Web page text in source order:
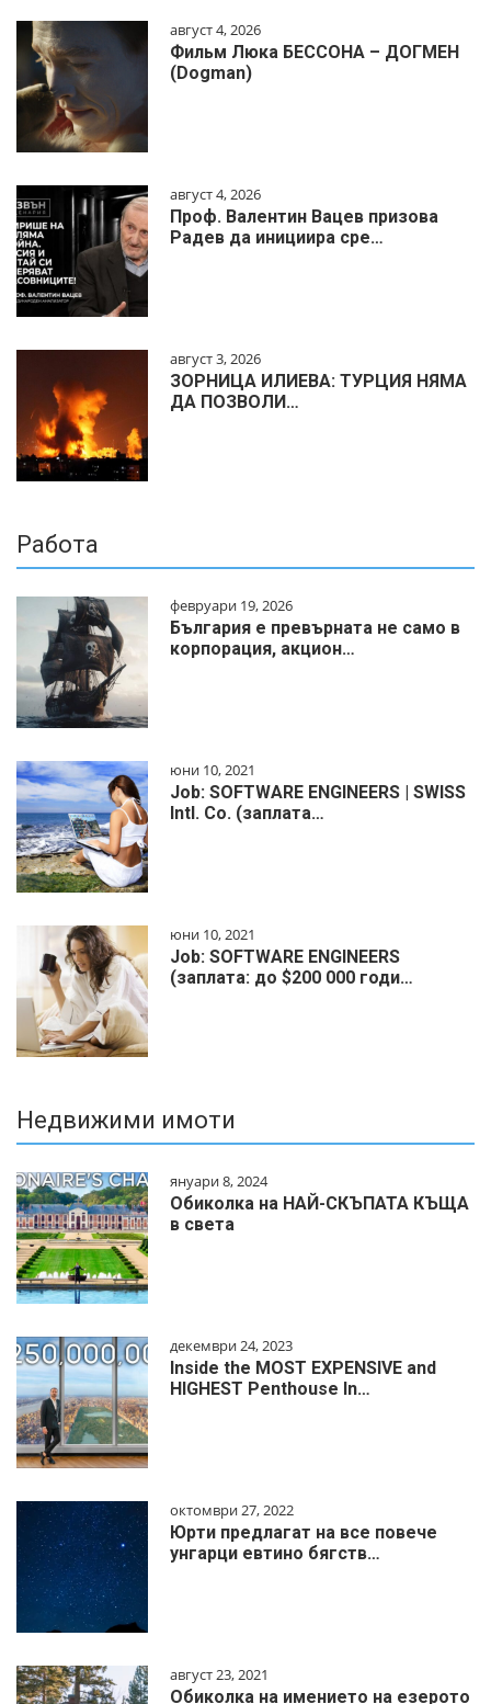
август 4, 2026
Фильм Люка БЕССОНА – ДОГМЕН
(Dogman)
август 4, 2026
Проф. Валентин Вацев призова
Радев да инициира сре…
август 3, 2026
ЗОРНИЦА ИЛИЕВА: ТУРЦИЯ НЯМА
ДА ПОЗВОЛИ…
Работа
февруари 19, 2026
България е превърната не само в
корпорация, акцион…
юни 10, 2021
Job: SOFTWARE ENGINEERS | SWISS
Intl. Co. (заплата…
юни 10, 2021
Job: SOFTWARE ENGINEERS
(заплата: до $200 000 годи…
Недвижими имоти
януари 8, 2024
Обиколка на НАЙ-СКЪПАТА КЪЩА
в света
декември 24, 2023
Inside the MOST EXPENSIVE and
HIGHEST Penthouse In…
октомври 27, 2022
Юрти предлагат на все повече
унгарци евтино бягств…
август 23, 2021
Обиколка на имението на езерото